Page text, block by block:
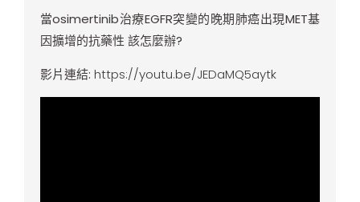
當osimertinib治療EGFR突變的晚期肺癌出現MET基
因擴增的抗藥性 該怎麼辦?
影片連結: https://youtu.be/JEDaMQ5aytk